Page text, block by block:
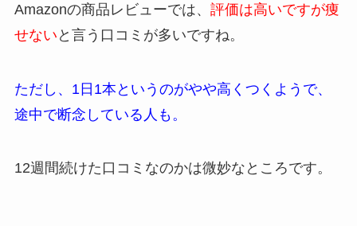
Amazonの商品レビューでは、 評価は高いですが痩
せない と言う口コミが多いですね。
ただし、1日1本というのがやや高くつくようで、
途中で断念している人も。
12週間続けた口コミなのかは微妙なところです。